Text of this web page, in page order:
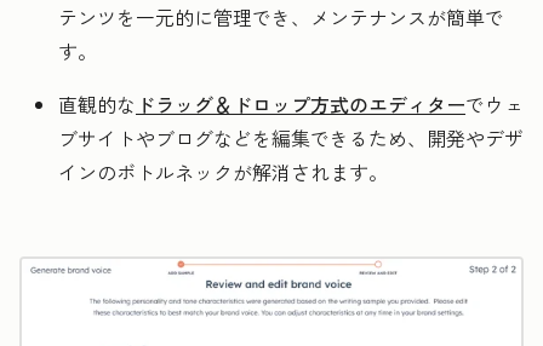
テンツを一元的に管理でき、メンテナンスが簡単で
す。
直観的な ドラッグ＆ドロップ方式のエディターでウェ
ブサイトやブログなどを編集できるため、開発やデザ
インのボトルネックが解消されます。